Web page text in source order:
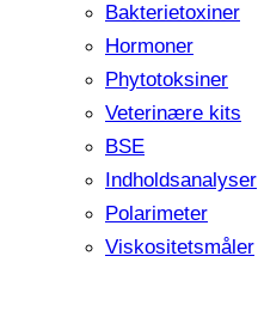
Bakterietoxiner
Hormoner
Phytotoksiner
Veterinære kits
BSE
Indholdsanalyser
Polarimeter
Viskositetsmåler